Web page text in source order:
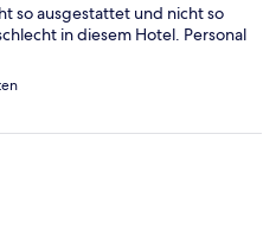
so ausgestattet und nicht so
in diesem Hotel. Personal